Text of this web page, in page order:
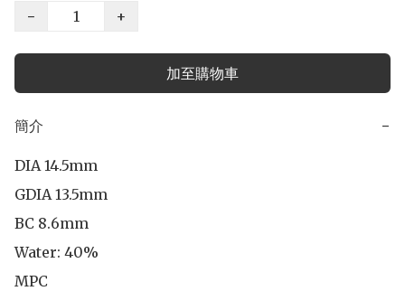
−
+
加至購物車
簡介 −
DIA 14.5mm
GDIA 13.5mm
BC 8.6mm
Water: 40%
MPC